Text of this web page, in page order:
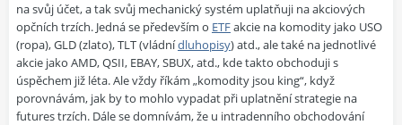
na svůj účet, a tak svůj mechanický systém uplatňuji na akciových
opčních trzích. Jedná se především o ETFakcie na komodity jako USO
(ropa), GLD (zlato), TLT (vládnídluhopisy) atd., ale také na jednotlivé
akcie jako AMD, QSII, EBAY, SBUX, atd., kde takto obchoduji s
úspěchem již léta. Ale vždy říkám „komodity jsou king“, když
porovnávám, jak by to mohlo vypadat při uplatnění strategie na
futures trzích. Dále se domnívám, že u intradenního obchodování